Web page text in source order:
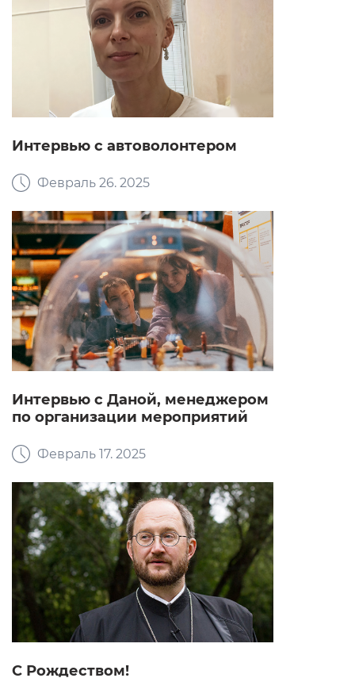
Интервью с автоволонтером
Февраль 26. 2025
Интервью с Даной, менеджером
по организации мероприятий
Февраль 17. 2025
С Рождеством!